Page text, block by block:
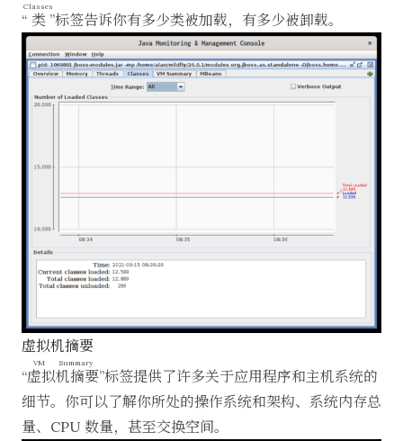
“ 类
Classes
”标签告诉你有多少类被加载，有多少被卸载。
虚拟机摘要
“虚拟机摘要
VM Summary
”标签提供了许多关于应用程序和主机系统的
细节。你可以了解你所处的操作系统和架构、系统内存总
量、CPU 数量，甚至交换空间。